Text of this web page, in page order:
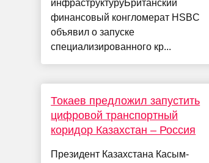
инфраструктуруБританский
финансовый конгломерат HSBC
объявил о запуске
специализированного кр...
Токаев предложил запустить
цифровой транспортный
коридор Казахстан – Россия
Президент Казахстана Касым-